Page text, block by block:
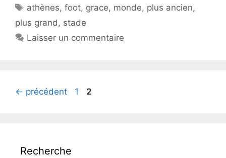
Étiquettes
athènes,foot, grace, monde, plus ancien,
plus grand, stade
Laisser un commentaire
← précédent Page
1 Page
2
Recherche